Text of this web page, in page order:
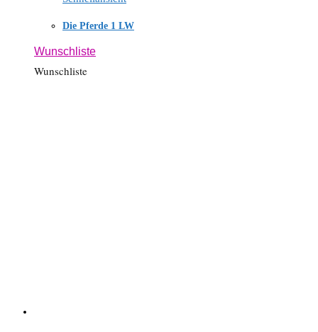
Die Pferde 1 LW
Wunschliste
Wunschliste